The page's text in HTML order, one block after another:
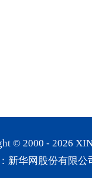
© 2000 - 2026
新华网股份有限